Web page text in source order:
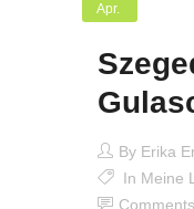
Apr.
By Erika
In Meine
Comments